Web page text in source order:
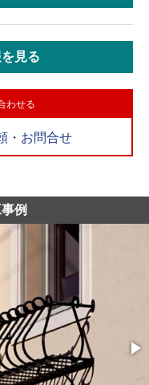
見る
わせる
・お問合せ
例